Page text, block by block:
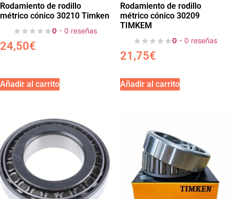
Rodamiento de rodillo
métrico cónico 30210 Timken
0 - 0 reseñas
24,50€
Añadir al carrito
Rodamiento de rodillo
métrico cónico 30209
TIMKEM
0 - 0 reseñas
21,75€
Añadir al carrito